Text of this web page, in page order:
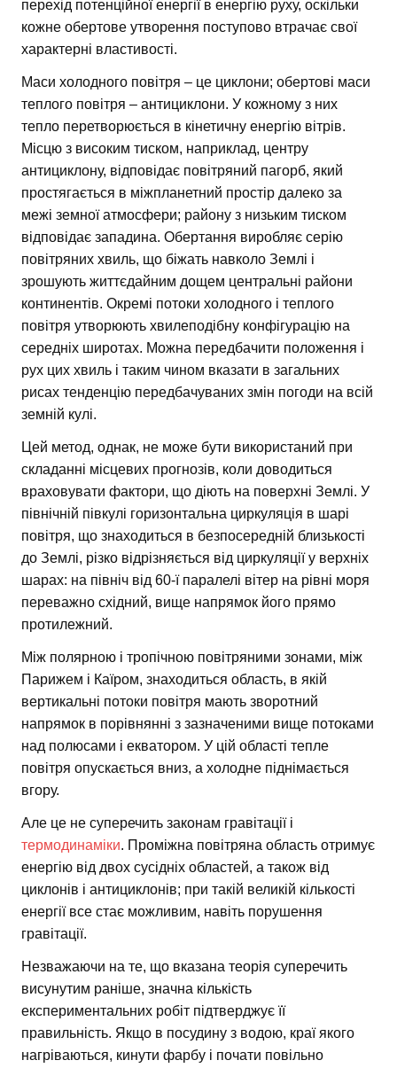
перехід потенційної енергії в енергію руху, оскільки
кожне обертове утворення поступово втрачає свої
характерні властивості.
Маси холодного повітря – це циклони; обертові маси
теплого повітря – антициклони. У кожному з них
тепло перетворюється в кінетичну енергію вітрів.
Місцю з високим тиском, наприклад, центру
антициклону, відповідає повітряний пагорб, який
простягається в міжпланетний простір далеко за
межі земної атмосфери; району з низьким тиском
відповідає западина. Обертання виробляє серію
повітряних хвиль, що біжать навколо Землі і
зрошують життєдайним дощем центральні райони
континентів. Окремі потоки холодного і теплого
повітря утворюють хвилеподібну конфігурацію на
середніх широтах. Можна передбачити положення і
рух цих хвиль і таким чином вказати в загальних
рисах тенденцію передбачуваних змін погоди на всій
земній кулі.
Цей метод, однак, не може бути використаний при
складанні місцевих прогнозів, коли доводиться
враховувати фактори, що діють на поверхні Землі. У
північній півкулі горизонтальна циркуляція в шарі
повітря, що знаходиться в безпосередній близькості
до Землі, різко відрізняється від циркуляції у верхніх
шарах: на північ від 60-ї паралелі вітер на рівні моря
переважно східний, вище напрямок його прямо
протилежний.
Між полярною і тропічною повітряними зонами, між
Парижем і Каїром, знаходиться область, в якій
вертикальні потоки повітря мають зворотний
напрямок в порівнянні з зазначеними вище потоками
над полюсами і екватором. У цій області тепле
повітря опускається вниз, а холодне піднімається
вгору.
Але це не суперечить законам гравітації і
термодинаміки. Проміжна повітряна область отримує
енергію від двох сусідніх областей, а також від
циклонів і антициклонів; при такій великій кількості
енергії все стає можливим, навіть порушення
гравітації.
Незважаючи на те, що вказана теорія суперечить
висунутим раніше, значна кількість
експериментальних робіт підтверджує її
правильність. Якщо в посудину з водою, краї якого
нагріваються, кинути фарбу і почати повільно